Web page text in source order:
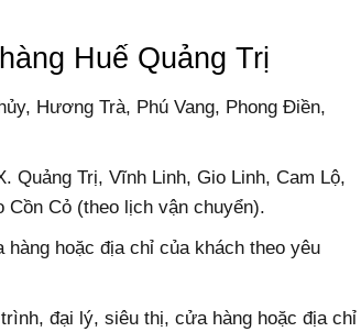
Huế Quảng Trị
Hương Trà, Phú Vang, Phong Điền,
Quảng Trị, Vĩnh Linh, Gio Linh, Cam Lộ,
Cỏ (theo lịch vận chuyển).
hoặc địa chỉ của khách theo yêu
đại lý, siêu thị, cửa hàng hoặc địa chỉ